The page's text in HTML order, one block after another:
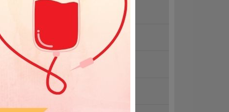
Wakacje 2026
Widzimy się pod Solarisem
Kondolencje
Odwołana akcja 15.07.2026r.